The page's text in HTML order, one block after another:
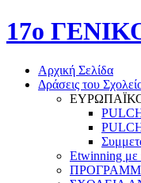
17o
Αρχική Σελίδα
Δράσεις του
Etwinning με
ΠΡΟΓΡΑΜΜΑ